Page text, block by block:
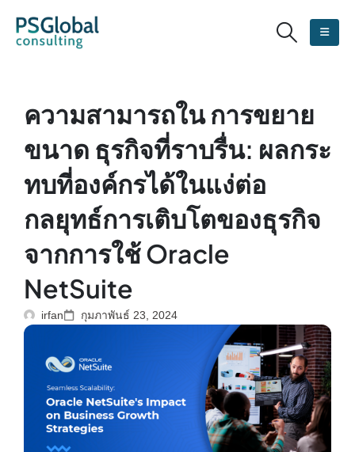
ความสามารถใน การขยาย
ขนาด ธุรกิจที่ราบรื่น: ผลกระ
ทบที่องค์กรได้ในแง่ต่อ
กลยุทธ์การเติบโตของธุรกิจ
จากการใช้ Oracle
NetSuite
irfan กุมภาพันธ์ 23, 2024